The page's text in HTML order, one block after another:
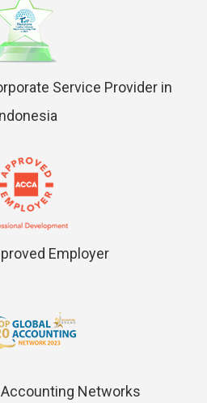
Service Provider in
Employer
Accounting Networks